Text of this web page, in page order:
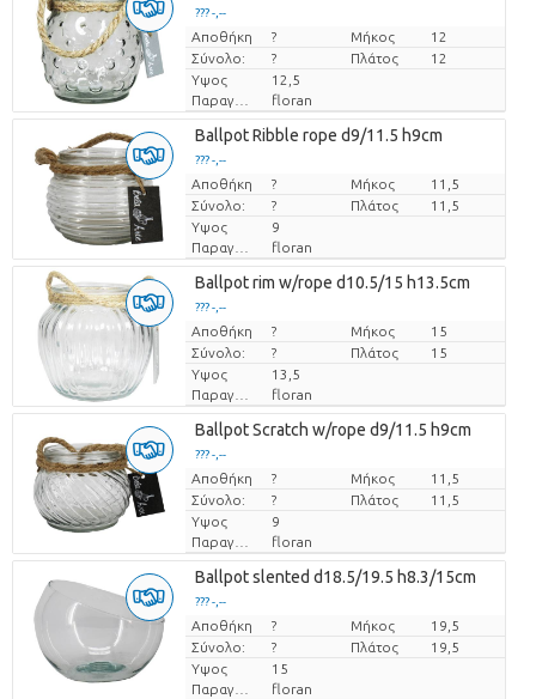
??? -,--
Τιμή ανά τεμάχιο
Αποθήκη ? Μήκος
12
Σύνολο:
? Πλάτος
12
Υψος
12,5
Παραγωγός
floran
Ballpot Ribble rope d9/11.5 h9cm
??? -,--
Τιμή ανά τεμάχιο
Αποθήκη ? Μήκος
11,5
Σύνολο:
? Πλάτος
11,5
Υψος
9
Παραγωγός
floran
Ballpot rim w/rope d10.5/15 h13.5cm
??? -,--
Τιμή ανά τεμάχιο
Αποθήκη ? Μήκος
15
Σύνολο:
? Πλάτος
15
Υψος
13,5
Παραγωγός
floran
Ballpot Scratch w/rope d9/11.5 h9cm
??? -,--
Τιμή ανά τεμάχιο
Αποθήκη ? Μήκος
11,5
Σύνολο:
? Πλάτος
11,5
Υψος
9
Παραγωγός
floran
Ballpot slented d18.5/19.5 h8.3/15cm
??? -,--
Τιμή ανά τεμάχιο
Αποθήκη ? Μήκος
19,5
Σύνολο:
? Πλάτος
19,5
Υψος
15
Παραγωγός
floran